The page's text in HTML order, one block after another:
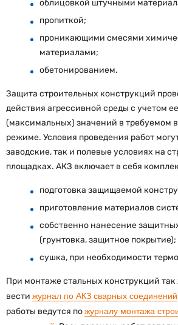
облицовкой штучными
пропиткой;
проникающими смесями
материалами;
обетонированием.
Защита строительных конструкций
действия агрессивной среды с учетом
(максимальных) значений в требуемом
режиме. Условия проведения работ
заводские, так и полевые условиях на
площадках. АКЗ включает в себя
подготовка защищаемой
приготовление материалов
собственно нанесение
(грунтовка, защитное покрытие);
сушка, при необходимости
При монтаже стальных конструкций
вести журнал по АКЗ сварных соединений
работы ведутся пожурналу монтажа